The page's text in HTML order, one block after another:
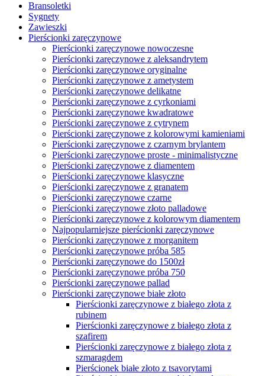
Bransoletki
Sygnety
Zawieszki
Pierścionki zaręczynowe
Pierścionki zaręczynowe nowoczesne
Pierścionki zaręczynowe z aleksandrytem
Pierścionki zaręczynowe oryginalne
Pierścionki zaręczynowe z ametystem
Pierścionki zaręczynowe delikatne
Pierścionki zaręczynowe z cyrkoniami
Pierścionki zaręczynowe kwadratowe
Pierścionki zaręczynowe z cytrynem
Pierścionki zaręczynowe z kolorowymi kamieniami
Pierścionki zaręczynowe z czarnym brylantem
Pierścionki zaręczynowe proste - minimalistyczne
Pierścionki zaręczynowe z diamentem
Pierścionki zaręczynowe klasyczne
Pierścionki zaręczynowe z granatem
Pierścionki zaręczynowe czarne
Pierścionki zaręczynowe złoto palladowe
Pierścionki zaręczynowe z kolorowym diamentem
Najpopularniejsze pierścionki zaręczynowe
Pierścionki zaręczynowe z morganitem
Pierścionki zaręczynowe próba 585
Pierścionki zaręczynowe do 1500zł
Pierścionki zaręczynowe próba 750
Pierścionki zaręczynowe pallad
Pierścionki zaręczynowe białe złoto
Pierścionki zaręczynowe z białego złota z
rubinem
Pierścionki zaręczynowe z białego złota z
szafirem
Pierścionki zaręczynowe z białego złota z
szmaragdem
Pierścionek białe złoto z tsavorytami